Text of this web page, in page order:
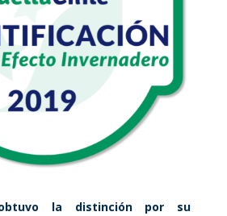
la distinción por su